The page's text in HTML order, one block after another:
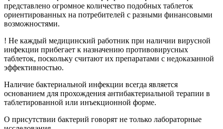
представлено огромное количество подобных таблеток
ориентированных на потребителей с разными финансовыми
возможностями.
! Не каждый медицинский работник при наличии вирусной
инфекции прибегает к назначению противовирусных
таблеток, поскольку считают их препаратами с недоказанной
эффективностью.
Наличие бактериальной инфекции всегда является
основанием для прохождения антибактериальной терапии в
таблетированной или инъекционной форме.
О присутствии бактерий говорят не только лабораторные